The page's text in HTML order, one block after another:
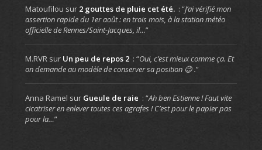
Matoufilou sur 2 gouttes de pluie cet été. : “J’ai vérifié mon
assertion rapide du 1er août : en trois mois, à la station météo
officielle de Rennes/Saint-Jacques, il…”
M.RVRsur Un peu de repos 2 : “Oui, c’est mieux comme ça. Et
on demande au modèle de conserver sa position 😉 .”
Anna Ramel sur Gueule de raie : “Ah ben Estienne ! Faut vite
cicatriser en enlever toutes ces agrafes ! C’est pour le papier pas
pour la…”